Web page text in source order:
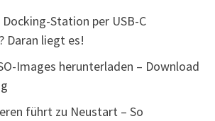
Station per USB-C
Daran liegt es!
Images herunterladen – Download
führt zu Neustart – So